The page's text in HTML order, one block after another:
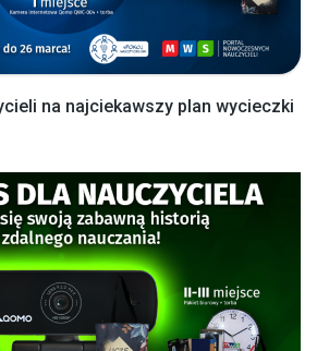
na najciekawszy plan wycieczki